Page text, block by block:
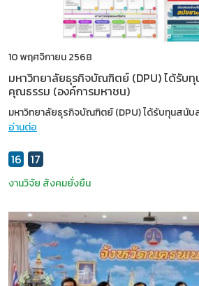
10 พฤศจิกายน 2568
มหาวิทยาลัยธุรกิจบัณฑิตย์ (DPU) ได้รับ
คุณธรรม (องค์การมหาชน)
มหาวิทยาลัยธุรกิจบัณฑิตย์ (DPU) ได้รับทุนสนั
อ่านต่อ
16 17
งานวิจัย สังคมยั่งยืน